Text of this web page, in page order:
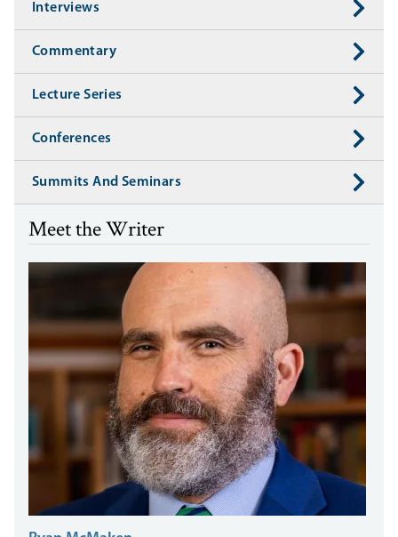
Interviews
Commentary
Lecture Series
Conferences
Summits And Seminars
Meet the Writer